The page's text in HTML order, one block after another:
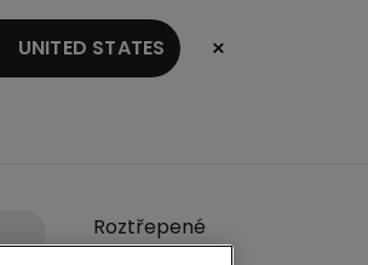
UNITED STATES ×
Roztřepené